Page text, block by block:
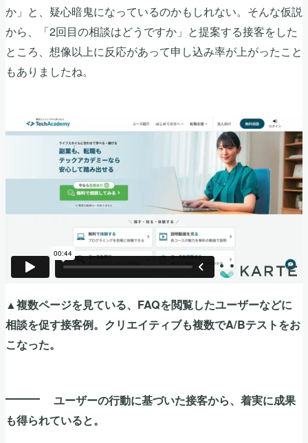
か」と、疑心暗鬼になっているのかもしれない。そんな仮説
から、「2回目の相談はどうですか」と提案する接客をした
ところ、想像以上に反応があって申し込み率が上がったこと
もありましたね。
▲複数ページを見ている、FAQを閲覧したユーザーなどに
相談を促す接客例。クリエイティブも複数でA/Bテストをお
こなった。
ユーザーの行動に基づいた接客から、着実に成果
も得られていると。